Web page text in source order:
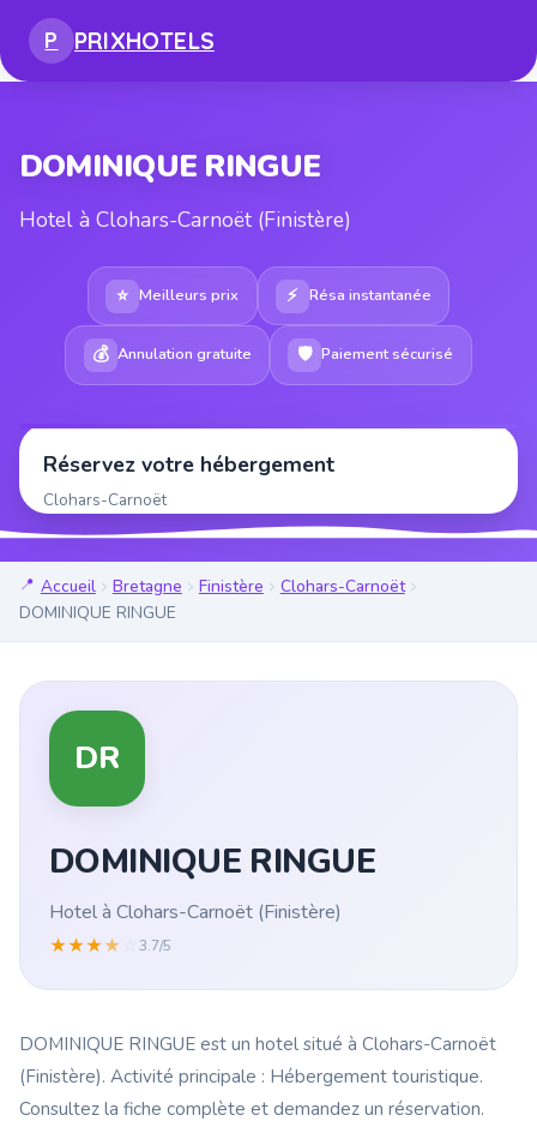
P PRIXHOTELS
DOMINIQUE RINGUE
Hotel à Clohars-Carnoët (Finistère)
⭐ Meilleurs prix ⚡ Résa instantanée
💰 Annulation gratuite 🛡 Paiement sécurisé
Réservez votre hébergement
Clohars-Carnoët
Accueil Bretagne Finistère
Clohars-Carnoët
DOMINIQUE RINGUE
DR
DOMINIQUE RINGUE
Hotel à Clohars-Carnoët (Finistère)
★★★★ 3.7/5
DOMINIQUE RINGUE est un hotel situé à Clohars-Carnoët
(Finistère). Activité principale : Hébergement touristique.
Consultez la fiche complète et demandez un réservation.